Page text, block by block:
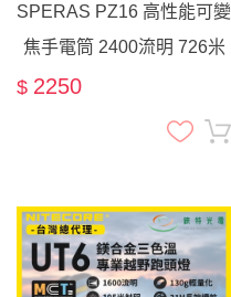
SPERAS PZ16 高性能可變
焦手電筒 2400流明 726米
聚/泛光 18650 一鍵爆閃 戶
$ 2250